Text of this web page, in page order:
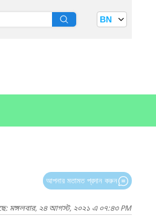
BN
আপনার মতামত প্রদান করুন
মঙ্গলবার, ২৪ আগস্ট, ২০২১ এ ০৭:৪৩ PM